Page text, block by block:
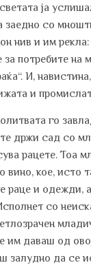
ја
заедно со
нив и им
потребите на
И,
и
го
држи сад со
рацете. Тоа
вино, кое, исто
раце и одежди,
со
им даваш од
залудно да се